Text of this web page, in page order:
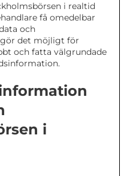
i realtid
få omedelbar
och
det möjligt för
och fatta välgrundade
i